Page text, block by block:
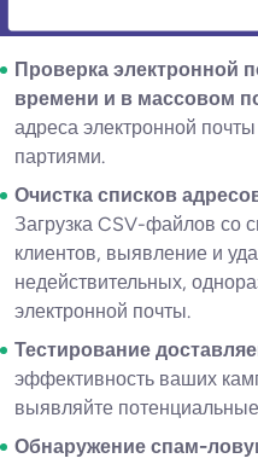
Проверка электронной
времени и в массовом
адреса электронной
партиями.
Очистка списков
Загрузка CSV-файлов со
клиентов, выявление и
недействительных,
электронной почты.
Тестирование
эффективность ваших
выявляйте
Обнаружение спам-